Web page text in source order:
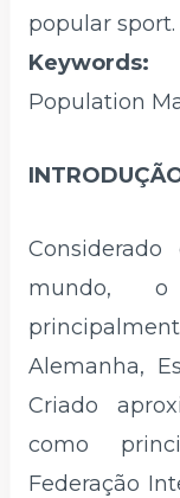
popular sport.
Population
mundo,
Alemanha,
Criado
como
Federação